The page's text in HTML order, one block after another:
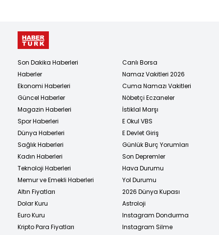
Son Dakika Haberleri
Haberler
Ekonomi Haberleri
Güncel Haberler
Magazin Haberleri
Spor Haberleri
Dünya Haberleri
Sağlık Haberleri
Kadın Haberleri
Teknoloji Haberleri
Memur ve Emekli Haberleri
Altın Fiyatları
Dolar Kuru
Euro Kuru
Kripto Para Fiyatları
Canlı Borsa
Namaz Vakitleri 2026
Cuma Namazı Vakitleri
Nöbetçi Eczaneler
İstiklal Marşı
E Okul VBS
E Devlet Giriş
Günlük Burç Yorumları
Son Depremler
Hava Durumu
Yol Durumu
2026 Dünya Kupası
Astroloji
Instagram Dondurma
Instagram Silme